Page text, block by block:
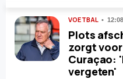
VOETBAL
Plots
zorgt
Curaçao:
vergeten'